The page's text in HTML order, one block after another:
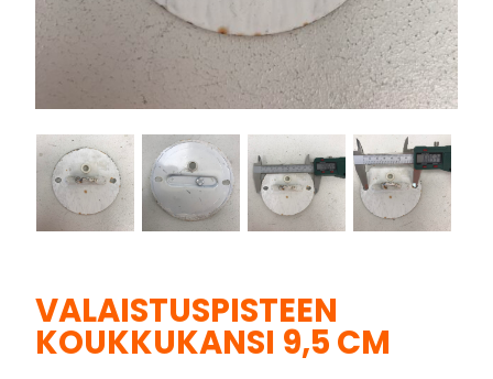
VALAISTUSPISTEEN
KOUKKUKANSI 9,5 CM